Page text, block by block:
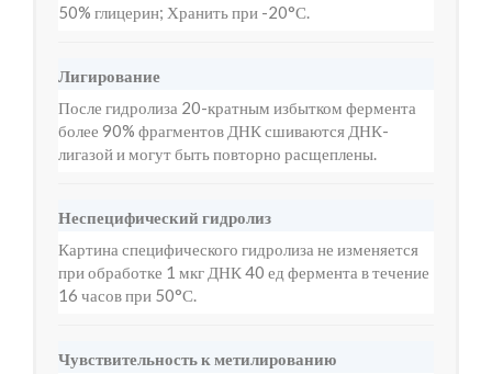
50% глицерин; Хранить при -20°С.
Лигирование
После гидролиза 20-кратным избытком фермента
более 90% фрагментов ДНК сшиваются ДНК-
лигазой и могут быть повторно расщеплены.
Неспецифический гидролиз
Картина специфического гидролиза не изменяется
при обработке 1 мкг ДНК 40 ед фермента в течение
16 часов при 50°С.
Чувствительность к метилированию